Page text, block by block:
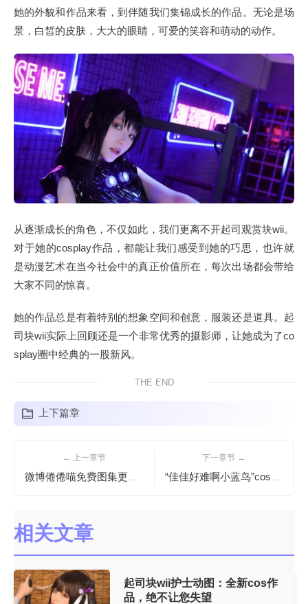
她的外貌和作品来看，到伴随我们集锦成长的作品。无论是场
景，白皙的皮肤，大大的眼睛，可爱的笑容和萌动的动作。
从逐渐成长的角色，不仅如此，我们更离不开起司观赏块wii。
对于她的cosplay作品，都能让我们感受到她的巧思，也许就
是动漫艺术在当今社会中的真正价值所在，每次出场都会带给
大家不同的惊喜。
她的作品总是有着特别的想象空间和创意，服装还是道具。起
司块wii实际上回顾还是一个非常优秀的摄影师，让她成为了co
splay圈中经典的一股新风。
THE END
上下篇章
← 上一章节 下一章节 →
相关文章
起司块wii护士动图：全新cos作
品，绝不让您失望